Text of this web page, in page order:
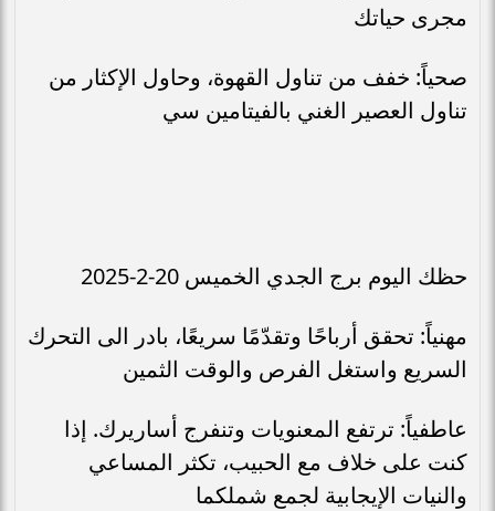
مجرى حياتك
صحياً: خفف من تناول القهوة، وحاول الإكثار من
تناول العصير الغني بالفيتامين سي
حظك اليوم برج الجدي الخميس 20-2-2025
مهنياً: تحقق أرباحًا وتقدّمًا سريعًا، بادر الى التحرك
السريع واستغل الفرص والوقت الثمين
عاطفياً: ترتفع المعنويات وتنفرج أساريرك. إذا
كنت على خلاف مع الحبيب، تكثر المساعي
والنيات الإيجابية لجمع شملكما